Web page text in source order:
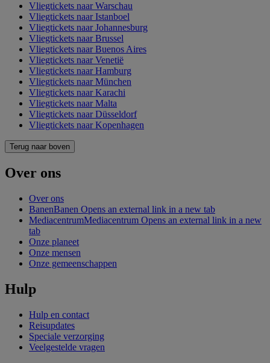
Vliegtickets naar Warschau
Vliegtickets naar Istanboel
Vliegtickets naar Johannesburg
Vliegtickets naar Brussel
Vliegtickets naar Buenos Aires
Vliegtickets naar Venetië
Vliegtickets naar Hamburg
Vliegtickets naar München
Vliegtickets naar Karachi
Vliegtickets naar Malta
Vliegtickets naar Düsseldorf
Vliegtickets naar Kopenhagen
Terug naar boven
Over ons
Over ons
BanenBanen Opens an external link in a new tab
MediacentrumMediacentrum Opens an external link in a new
tab
Onze planeet
Onze mensen
Onze gemeenschappen
Hulp
Hulp en contact
Reisupdates
Speciale verzorging
Veelgestelde vragen